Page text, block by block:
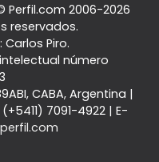
Perfil.com 2006-2026
reservados.
Piro.
número
, CABA, Argentina |
(+5411) 7091-4922| E-